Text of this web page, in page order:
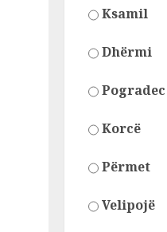
Ksamil
Dhërmi
Pogradec
Korcë
Përmet
Velipojë